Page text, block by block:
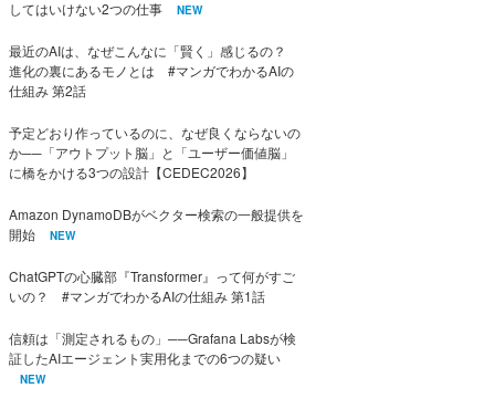
してはいけない2つの仕事
NEW
最近のAIは、なぜこんなに「賢く」感じるの？
進化の裏にあるモノとは #マンガでわかるAIの
仕組み 第2話
予定どおり作っているのに、なぜ良くならないの
か──「アウトプット脳」と「ユーザー価値脳」
に橋をかける3つの設計【CEDEC2026】
Amazon DynamoDBがベクター検索の一般提供を
開始
NEW
ChatGPTの心臓部『Transformer』って何がすご
いの？ #マンガでわかるAIの仕組み 第1話
信頼は「測定されるもの」──Grafana Labsが検
証したAIエージェント実用化までの6つの疑い
NEW